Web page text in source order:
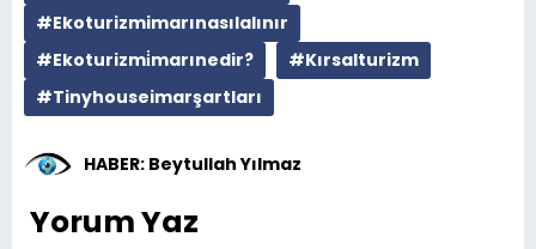
#Ekoturizmimarınasılalınır
#Ekoturizmi̇marınedir?
#Kırsalturizm
#Tinyhouseimarşartları
HABER: Beytullah Yılmaz
Yorum Yaz